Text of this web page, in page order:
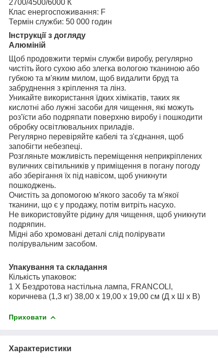
2700/4500/6000 К
Клас енергоспоживання: F
Термін служби: 50 000 годин
Інструкції з догляду
Алюміній
Щоб продовжити термін служби виробу, регулярно
чистіть його сухою або злегка вологою тканиною або
губкою та м'яким милом, щоб видалити бруд та
забруднення з кріплення та лінз.
Уникайте використання їдких хімікатів, таких як
кислотні або лужні засоби для чищення, які можуть
роз'їсти або подряпати поверхню виробу і пошкодити
обробку освітлювальних приладів.
Регулярно перевіряйте кабелі та з'єднання, щоб
запобігти небезпеці.
Розгляньте можливість переміщення неприкріплених
вуличних світильників у приміщення в погану погоду
або зберігання їх під навісом, щоб уникнути
пошкоджень.
Очистіть за допомогою м'якого засобу та м'якої
тканини, що є у продажу, потім витріть насухо.
Не використовуйте рідину для чищення, щоб уникнути
подряпин.
Мідні або хромовані деталі слід полірувати
полірувальним засобом.
Упакування та складання
Кількість упаковок:
1 X Бездротова настільна лампа, FRANCOLI,
коричнева (1,3 кг) 38,00 x 19,00 x 19,00 см (Д x Ш x В)
Приховати
Характеристики